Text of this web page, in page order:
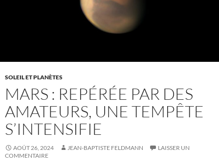
SOLEIL ET PLANÈTES
MARS : REPÉRÉE PAR DES
AMATEURS, UNE TEMPÊTE
S’INTENSIFIE
AOÛT 26, 2024 JEAN-BAPTISTE FELDMANN
LAISSER UN
COMMENTAIRE